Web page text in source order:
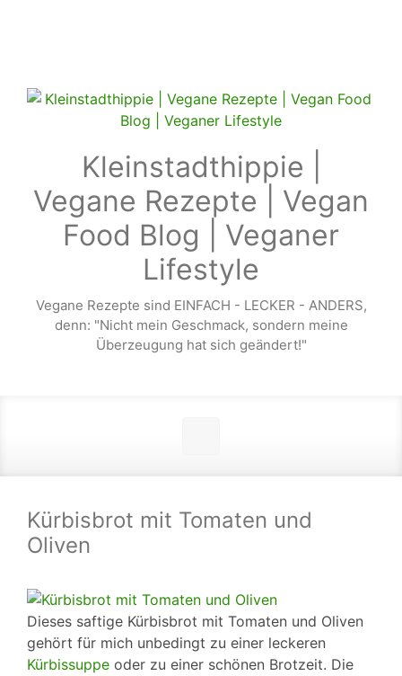
Kleinstadthippie |
Vegane Rezepte | Vegan
Food Blog | Veganer
Lifestyle
Vegane Rezepte sind EINFACH - LECKER - ANDERS,
denn: "Nicht mein Geschmack, sondern meine
Überzeugung hat sich geändert!"
Kürbisbrot mit Tomaten und
Oliven
Dieses saftige Kürbisbrot mit Tomaten und Oliven
gehört für mich unbedingt zu einer leckeren
Kürbissuppe oder zu einer schönen Brotzeit. Die